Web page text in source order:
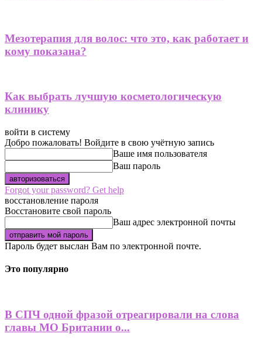
Мезотерапия для волос: что это, как работает и
кому показана?
Как выбрать лучшую косметологическую
клинику
войти в систему
Добро пожаловать! Войдите в свою учётную запись
Ваше имя пользователя
Ваш пароль
Forgot your password? Get help
восстановление пароля
Восстановите свой пароль
Ваш адрес электронной почты
Пароль будет выслан Вам по электронной почте.
Это популярно
В СПЧ одной фразой отреагировали на слова
главы МО Британии о...